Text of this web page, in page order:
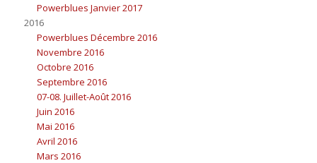
Powerblues Janvier 2017
2016
Powerblues Décembre 2016
Novembre 2016
Octobre 2016
Septembre 2016
07-08. Juillet-Août 2016
Juin 2016
Mai 2016
Avril 2016
Mars 2016